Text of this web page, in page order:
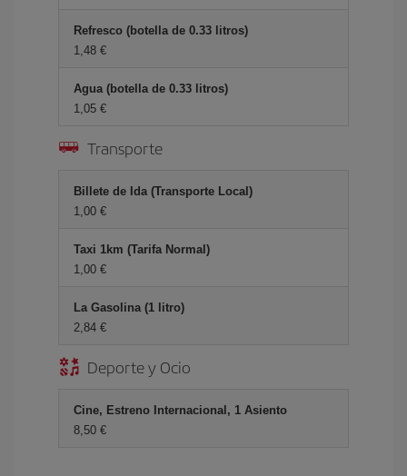
Refresco (botella de 0.33 litros)
1,48 €
Agua (botella de 0.33 litros)
1,05 €
Transporte
Billete de Ida (Transporte Local)
1,00 €
Taxi 1km (Tarifa Normal)
1,00 €
La Gasolina (1 litro)
2,84 €
Deporte y Ocio
Cine, Estreno Internacional, 1 Asiento
8,50 €